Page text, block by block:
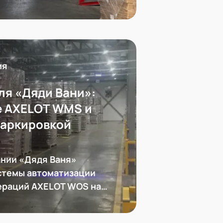
требования
упаковке товара
«Дяди Вани»:
WMS и
«Дядя Ваня»
автоматизации
AXELOT WOS на
систему
складской логистики